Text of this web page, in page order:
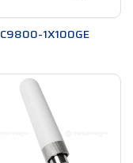
C9800-1X100GE